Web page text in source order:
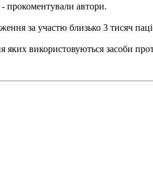
прокоментували автори.
за участю близько 3 тисяч
використовуються засоби